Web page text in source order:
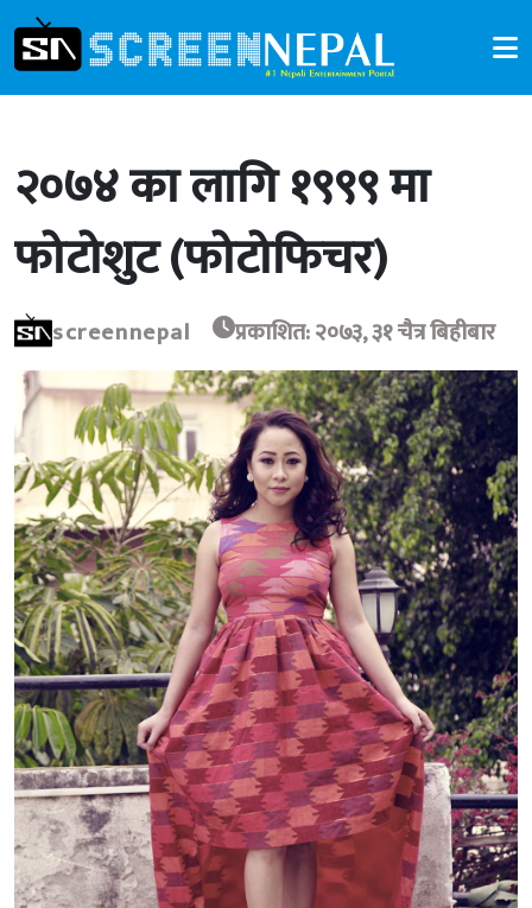
२०७४ का लागि १९९९ मा
फोटोशुट (फोटोफिचर)
screennepal प्रकाशित: २०७३, ३१ चैत्र बिहीबार